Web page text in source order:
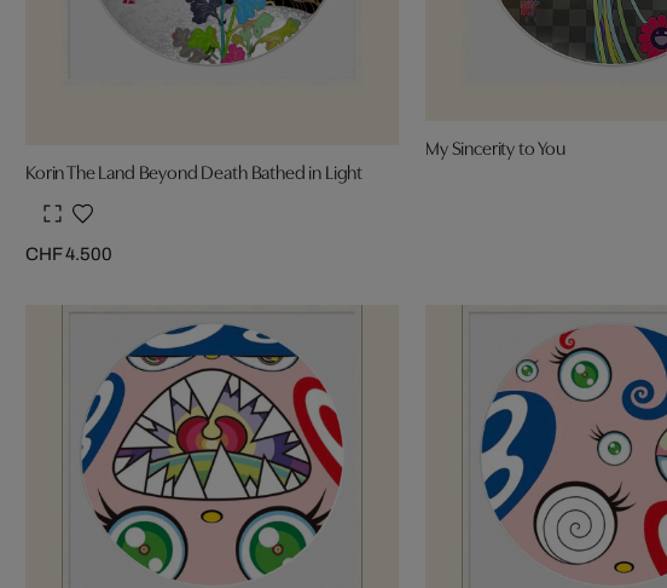
Korin The Land Beyond Death Bathed in Light
CHF 4.500
My Sincerity to You